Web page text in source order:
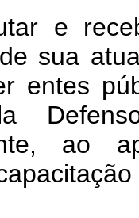
e
sua
entes
ao